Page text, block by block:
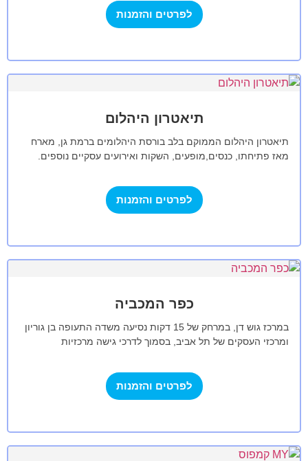
לפרטים והזמנות
תיאטרון היהלום
תיאטרון היהלום הממוקם בלב בורסת היהלומים ברמת גן, מארח
מאז פתיחתו, כנסים,מופעים, השקות ואירועים עסקיים נוספים.
לפרטים והזמנות
כפר המכביה
במרכז גוש דן, במרחק של 15 דקות נסיעה משדה התעופה בן גוריון
ומרכזי העסקים של תל אביב, בסמוך לדרכי גישה מרכזיות
לפרטים והזמנות